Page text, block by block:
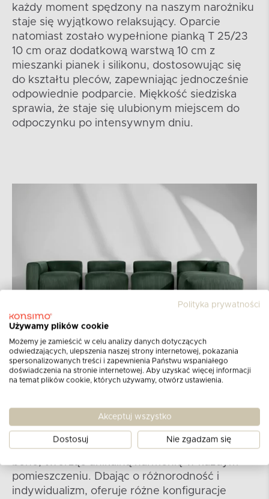
każdy moment spędzony na naszym narożniku
staje się wyjątkowo relaksujący. Oparcie
natomiast zostało wypełnione pianką T 25/23
10 cm oraz dodatkową warstwą 10 cm z
mieszanki pianek i silikonu, dostosowując się
do kształtu pleców, zapewniając jednocześnie
odpowiednie podparcie. Miękkość siedziska
sprawia, że staje się ulubionym miejscem do
odpoczynku po intensywnym dniu.
Kolekcja sof i narożników modułowych oraz
foteli nie tylko podkreśla nowoczesność i
elegancję, ale również nawiązuje do stylu
boho, tworząc unikalną harmonię w każdym
pomieszczeniu. Dbając o różnorodność i
indywidualizm, oferuje różne konfiguracje
Polityka prywatności
Używamy plików cookie
Możemy je zamieścić w celu analizy danych dotyczących
odwiedzających, ulepszenia naszej strony internetowej, pokazania
spersonalizowanych treści i zapewnienia Państwu wspaniałego
doświadczenia na stronie internetowej. Aby uzyskać więcej informacji
na temat plików cookie, których używamy, otwórz ustawienia.
Akceptuj wszystko
Dostosuj Nie zgadzam się